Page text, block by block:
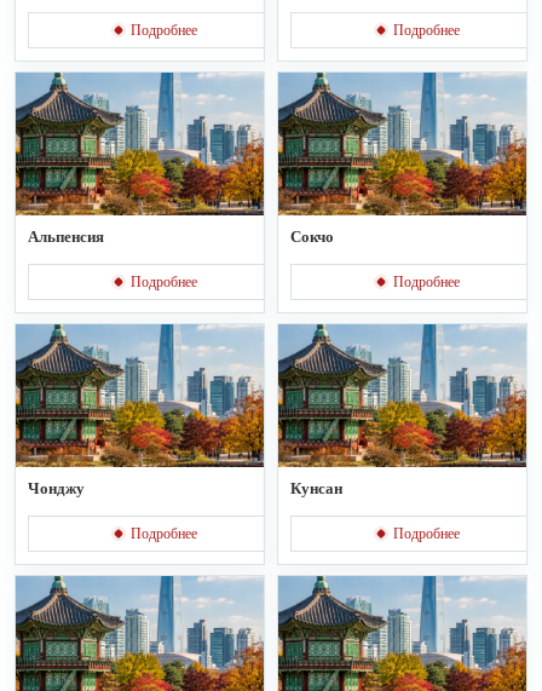
Подробнее Подробнее
Альпенсия
Подробнее
Сокчо
Подробнее
Чонджу
Подробнее
Кунсан
Подробнее